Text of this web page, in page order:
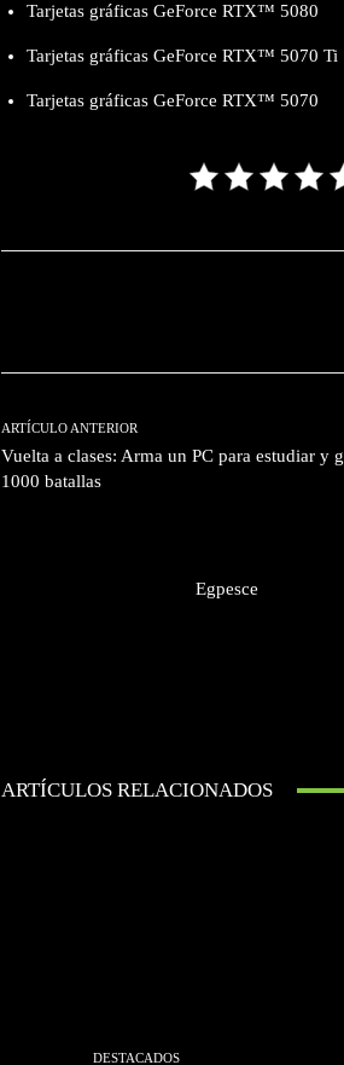
Tarjetas gráficas GeForce RTX™ 5080
Tarjetas gráficas GeForce RTX™ 5070 Ti
Tarjetas gráficas GeForce RTX™ 5070
ARTÍCULO ANTERIOR
Vuelta a clases: Arma un PC para estudiar y
1000 batallas
Egpesce
ARTÍCULOS RELACIONADOS
DESTACADOS